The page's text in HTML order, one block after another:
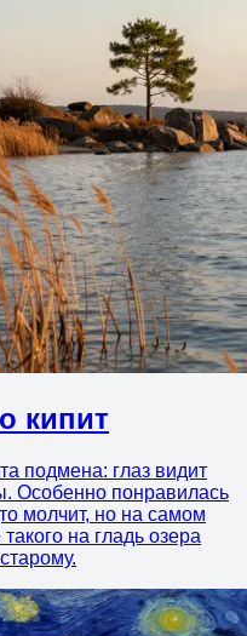
кипит
подмена: глаз видит
Особенно понравилась
молчит, но на самом
на гладь озера